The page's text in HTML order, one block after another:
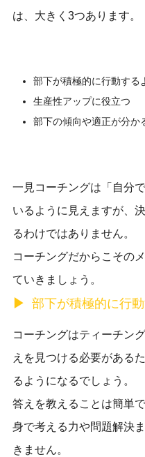
は、大きく3つあります。
部下が積極的に行動する
生産性アップに役立つ
部下の傾向や適正が分か
一見コーチングは「自分
いるように見えますが、
るわけではありません。
コーチングだからこその
ていきましょう。
部下が積極的に行
コーチングはティーチン
えを見つける必要がある
るようになるでしょう。
答えを教えることは簡単
身で考える力や問題解決
きません。